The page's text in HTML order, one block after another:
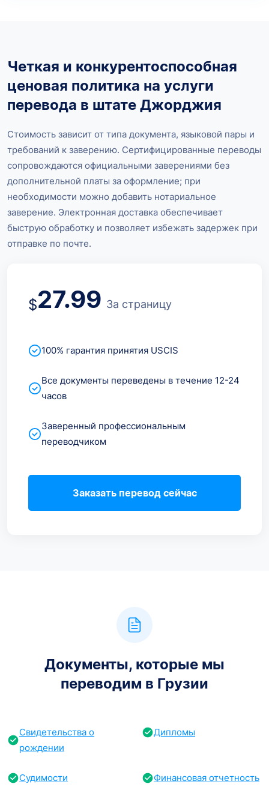
Четкая и конкурентоспособная
ценовая политика на услуги
перевода в штате Джорджия
Стоимость зависит от типа документа, языковой пары и
требований к заверению. Сертифицированные переводы
сопровождаются официальными заверениями без
дополнительной платы за оформление; при
необходимости можно добавить нотариальное
заверение. Электронная доставка обеспечивает
быструю обработку и позволяет избежать задержек при
отправке по почте.
$27.99 За страницу
100% гарантия принятия USCIS
Все документы переведены в течение 12-24
часов
Заверенный профессиональным
переводчиком
Заказать перевод сейчас
Документы, которые мы
переводим в Грузии
Свидетельства о
рождении
Дипломы
Судимости Финансовая отчетность